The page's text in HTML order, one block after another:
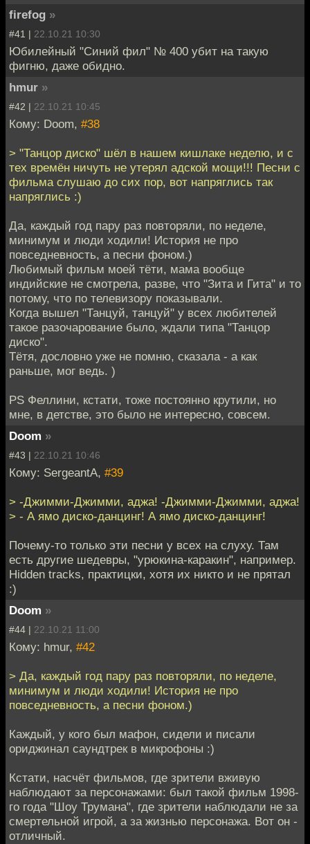
firefog »
#41 | 22.10.21 10:30
Юбилейный "Синий фил" № 400 убит на такую
фигню, даже обидно.
hmur »
#42 | 22.10.21 10:45
Кому: Doom, #38
> "Танцор диско" шёл в нашем кишлаке неделю, и с
тех времён ничуть не утерял адской мощи!!! Песни с
фильма слушаю до сих пор, вот напряглись так
напряглись :)
Да, каждый год пару раз повторяли, по неделе,
минимум и люди ходили! История не про
повседневность, а песни фоном.)
Любимый фильм моей тёти, мама вообще
индийские не смотрела, разве, что "Зита и Гита" и то
потому, что по телевизору показывали.
Когда вышел "Танцуй, танцуй" у всех любителей
такое разочарование было, ждали типа "Танцор
диско".
Тётя, дословно уже не помню, сказала - а как
раньше, мог ведь. )
PS Феллини, кстати, тоже постоянно крутили, но
мне, в детстве, это было не интересно, совсем.
Doom »
#43 | 22.10.21 10:46
Кому: SergeantA, #39
> -Джимми-Джимми, аджа! -Джимми-Джимми, аджа!
> - А ямо диско-данцинг! А ямо диско-данцинг!
Почему-то только эти песни у всех на слуху. Там
есть другие шедевры, "урюкина-каракин", например.
Hidden tracks, практицки, хотя их никто и не прятал
:)
Doom »
#44 | 22.10.21 11:00
Кому: hmur, #42
> Да, каждый год пару раз повторяли, по неделе,
минимум и люди ходили! История не про
повседневность, а песни фоном.)
Каждый, у кого был мафон, сидели и писали
ориджинал саундтрек в микрофоны :)
Кстати, насчёт фильмов, где зрители вживую
наблюдают за персонажами: был такой фильм 1998-
го года "Шоу Трумана", где зрители наблюдали не за
смертельной игрой, а за жизнью персонажа. Вот он -
отличный.